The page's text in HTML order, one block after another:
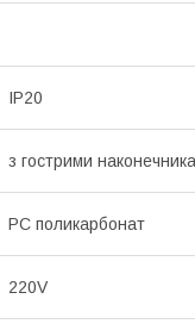
IP20
з гострими
PC поликарбонат
220V